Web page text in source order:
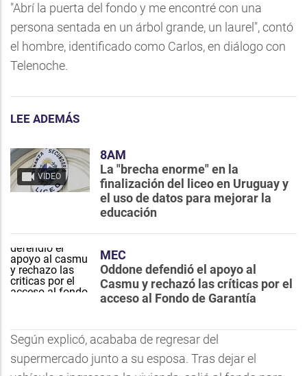
"Abrí la puerta del fondo y me encontré con una
persona sentada en un árbol grande, un laurel", contó
el hombre, identificado como Carlos, en diálogo con
Telenoche.
LEE ADEMÁS
VIDEO
8AM
La "brecha enorme" en la
finalización del liceo en Uruguay y
el uso de datos para mejorar la
educación
MEC
Oddone defendió el apoyo al
Casmu y rechazó las críticas por el
acceso al Fondo de Garantía
Según explicó, acababa de regresar del
supermercado junto a su esposa. Tras dejar el